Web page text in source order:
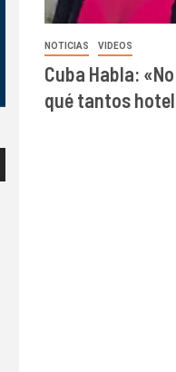
NOTICIAS VIDEOS
Cuba Habla:
qué tantos